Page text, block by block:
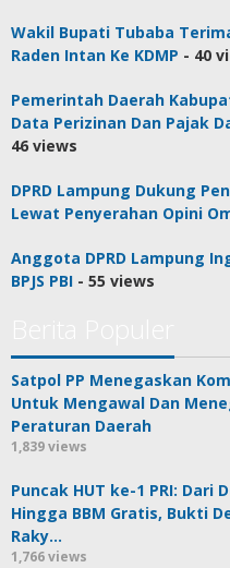
Wakil Bupati Tubaba
Raden Intan Ke KDMP - 40
Pemerintah Daerah
Data Perizinan Dan Pajak
46 views
DPRD Lampung Dukung
Lewat Penyerahan Opini
Anggota DPRD Lampung
BPJS PBI - 55 views
Satpol PP Menegaskan
Untuk Mengawal Dan
Peraturan Daerah
1,839 views
Puncak HUT ke-1 PRI: Dari
Hingga BBM Gratis, Bukti
Raky…
1,766 views